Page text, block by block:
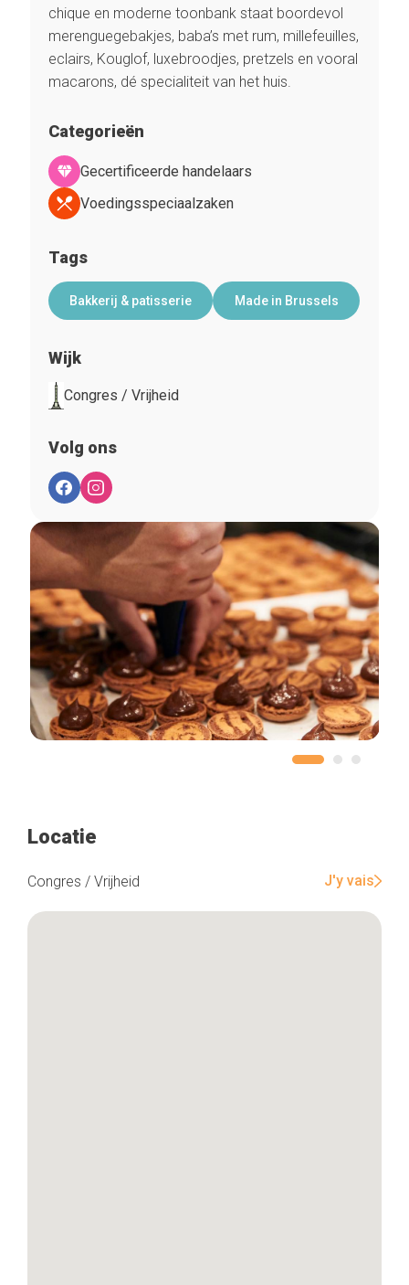
chique en moderne toonbank staat boordevol
merenguegebakjes, baba’s met rum, millefeuilles,
eclairs, Kouglof, luxebroodjes, pretzels en vooral
macarons, dé specialiteit van het huis.
Categorieën
Gecertificeerde handelaars
Voedingsspeciaalzaken
Tags
Bakkerij & patisserie Made in Brussels
Wijk
Congres / Vrijheid
Volg ons
Locatie
Congres / Vrijheid J'y vais